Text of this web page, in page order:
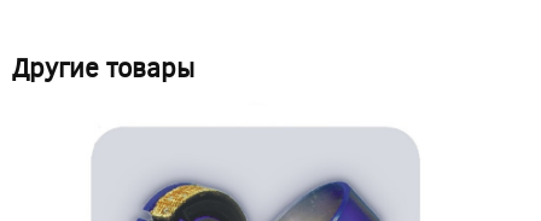
Другие товары